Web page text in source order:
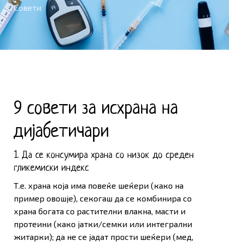
Совети
9 совети за исхрана на
дијабетичари
1. Да се консумира храна со низок до среден
гликемиски индекс
Т.е. храна која има повеќе шеќери (како на
пример овошје), секогаш да се комбинира со
храна богата со растителни влакна, масти и
протеини (како јатки/семки или интегрални
житарки); да не се јадат прости шеќери (мед,